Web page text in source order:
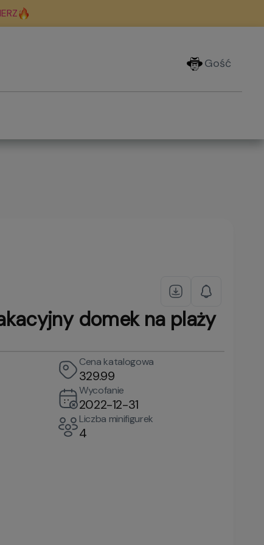
Gość
domek na plaży
Cena katalogowa
329.99
Wycofanie
2022-12-31
Liczba minifigurek
4